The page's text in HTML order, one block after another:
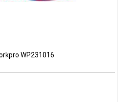
WP231016